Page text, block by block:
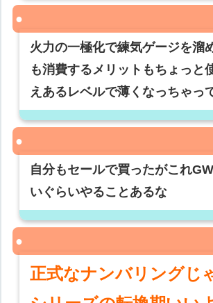
火力の一極化で練気ゲージを溜
も消費するメリットもちょっと
えあるレベルで薄くなっちゃっ
自分もセールで買ったがこれ
いぐらいやることあるな
正式なナンバリングじ